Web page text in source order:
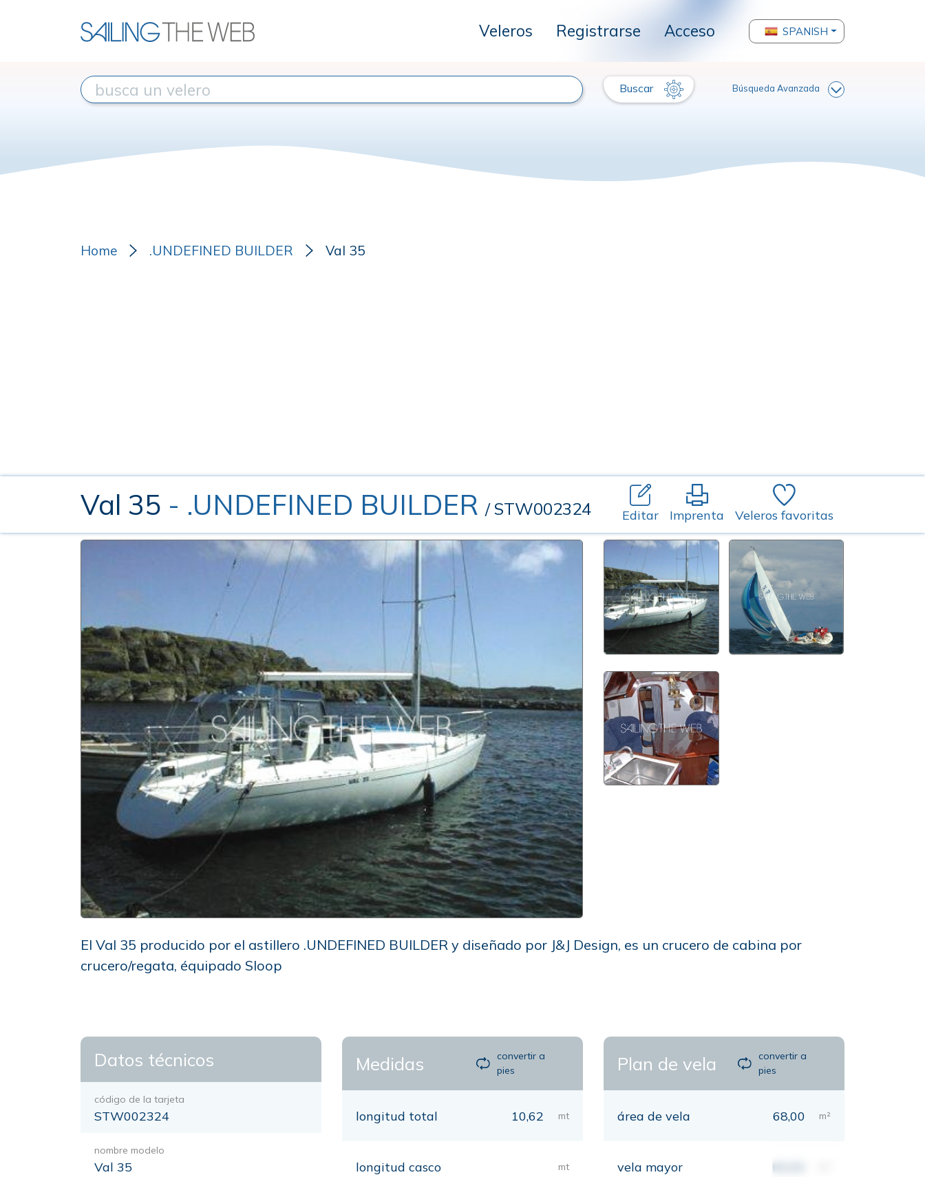
Veleros Registrarse Acceso SPANISH
Buscar Búsqueda Avanzada
Home .UNDEFINED BUILDER Val 35
Val 35 - .UNDEFINED BUILDER / STW002324 Editar Imprenta Veleros favoritas
El Val 35 producido por el astillero .UNDEFINED BUILDER y diseñado por J&J Design, es un crucero de cabina por
crucero/regata, équipado Sloop
Datos técnicos
código de la tarjeta
STW002324
nombre modelo
Val 35
Medidas
convertir a
pies
longitud total 10,62 mt
longitud casco mt
Plan de vela
convertir a
pies
área de vela 68,00 m²
vela mayor 00,00